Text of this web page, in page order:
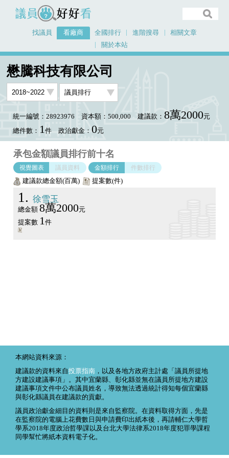
議員好好看
找議員 看廠商 全國排行 進階搜尋
相關文章
關於本站
懋騰科技有限公司
統一編號：28923976 資本額：500,000 建議款： 8萬2000元
總件數： 1件 政治獻金： 0元
承包金額議員排行前十名
視覺圖表 議員資料 金額排行 件數排行
建議款總金額(百萬) 提案數(件)
1 徐雪玉
總金額 8萬2000元
提案數 1 件
本網站資料來源：
建議款的資料來自投票指南 ，以及各地方政府主計處「議員所提地
方建設建議事項」。其中宜蘭縣、彰化縣並無在議員所提地方建設
建議事項文件中公布議員姓名，導致無法透過統計得知每個宜蘭縣
與彰化縣議員在建議款的貢獻。
議員政治獻金細目的資料則是來自監察院。在資料取得方面，先是
在監察院的電腦上花費數日與申請費印出紙本後，再請輔仁大學哲
學系2018年度政治哲學課以及台北大學法律系2018年度犯罪學課程
同學幫忙將紙本資料電子化。